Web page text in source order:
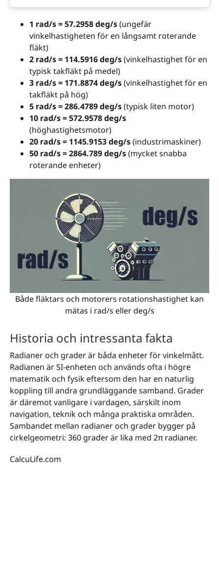
1 rad/s = 57.2958 deg/s(ungefär
vinkelhastigheten för en långsamt roterande
fläkt)
2 rad/s = 114.5916 deg/s(vinkelhastighet för en
typisk takfläkt på medel)
3 rad/s = 171.8874 deg/s(vinkelhastighet för en
takfläkt på hög)
5 rad/s = 286.4789 deg/s(typisk liten motor)
10 rad/s = 572.9578 deg/s
(höghastighetsmotor)
20 rad/s = 1145.9153 deg/s(industrimaskiner)
50 rad/s = 2864.789 deg/s(mycket snabba
roterande enheter)
Både fläktars och motorers rotationshastighet kan
mätas i rad/s eller deg/s
Historia och intressanta fakta
Radianer och grader är båda enheter för vinkelmått.
Radianen är SI-enheten och används ofta i högre
matematik och fysik eftersom den har en naturlig
koppling till andra grundläggande samband. Grader
är däremot vanligare i vardagen, särskilt inom
navigation, teknik och många praktiska områden.
Sambandet mellan radianer och grader bygger på
cirkelgeometri: 360 grader är lika med 2π radianer.
CalcuLife.com